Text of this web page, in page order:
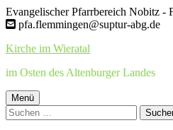
Springe
zum
Evangelischer Pfarrbereich Nobitz -
pfa.flemmingen@suptur-abg.de
Kirche im Wieratal
im Osten des Altenburger Landes
Primäres
Menü
Menü
Suchen
nach: